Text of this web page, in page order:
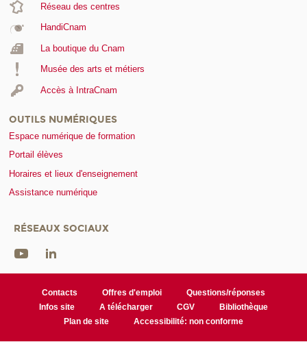
Réseau des centres
HandiCnam
La boutique du Cnam
Musée des arts et métiers
Accès à IntraCnam
OUTILS NUMÉRIQUES
Espace numérique de formation
Portail élèves
Horaires et lieux d'enseignement
Assistance numérique
RÉSEAUX SOCIAUX
Contacts Offres d'emploi
Questions/réponses
Infos site
A télécharger CGV
Bibliothèque
Plan de site
Accessibilité: non conforme